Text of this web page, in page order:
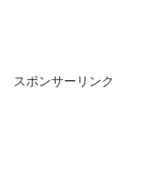
スポンサーリンク